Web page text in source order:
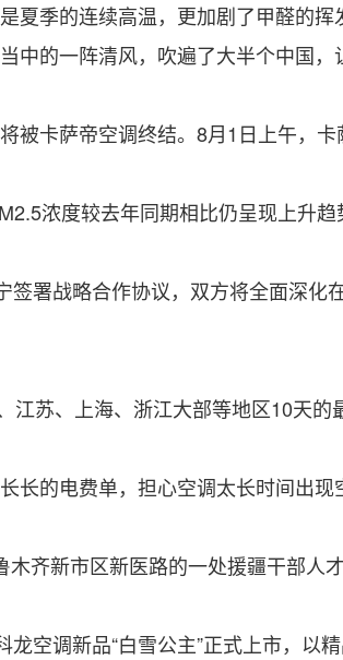
夏季的连续高温，更加剧了甲醛的
的一阵清风，吹遍了大半个中国，
卡萨帝空调终结。8月1日上午，卡
浓度较去年同期相比仍呈现上升趋
署战略合作协议，双方将全面深化
苏、上海、浙江大部等地区10天
的电费单，担心空调太长时间出现
齐新市区新医路的一处援疆干部人
调新品“白雪公主”正式上市，以